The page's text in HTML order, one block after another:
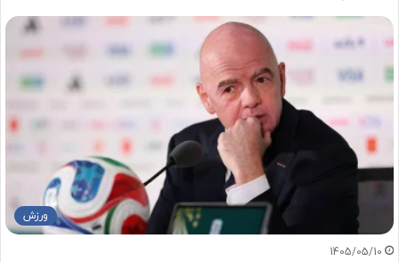
ورزش
1405/05/10